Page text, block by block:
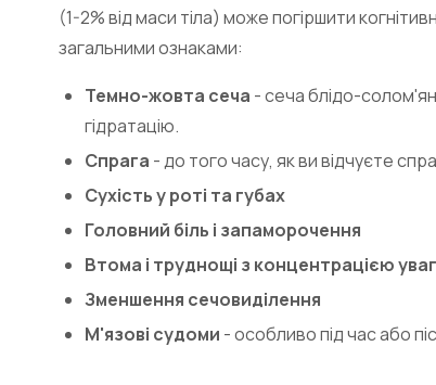
(1-2% від маси тіла) може погіршити
загальними ознаками:
Темно-жовта сеча - сеча блідо-
гідратацію.
Спрага - до того часу, як ви відчуєте
Сухість у роті та губах
Головний біль і запаморочення
Втома і труднощі з концентрацією
Зменшення сечовиділення
М'язові судоми - особливо під час або